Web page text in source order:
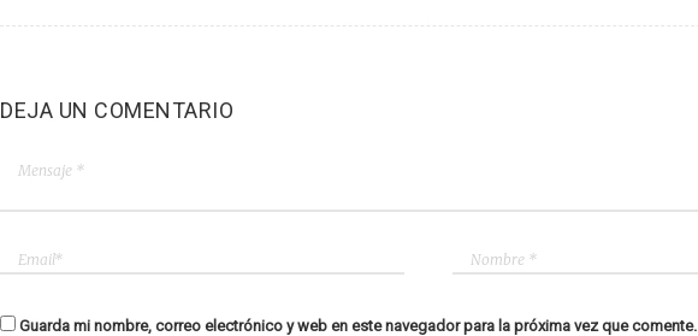
DEJA UN COMENTARIO
Guarda mi nombre, correo electrónico y web en este navegador para la próxima vez que comente.